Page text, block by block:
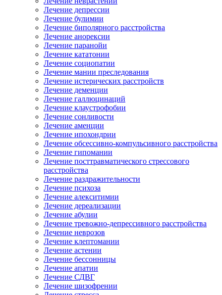
Лечение депрессии
Лечение булимии
Лечение биполярного расстройства
Лечение анорексии
Лечение паранойи
Лечение кататонии
Лечение социопатии
Лечение мании преследования
Лечение истерических расстройств
Лечение деменции
Лечение галлюцинаций
Лечение клаустрофобии
Лечение сонливости
Лечение аменции
Лечение ипохондрии
Лечение обсессивно-компульсивного расстройства
Лечение гипомании
Лечение посттравматического стрессового
расстройства
Лечение раздражительности
Лечение психоза
Лечение алекситимии
Лечение дереализации
Лечение абулии
Лечение тревожно-депрессивного расстройства
Лечение неврозов
Лечение клептомании
Лечение астении
Лечение бессонницы
Лечение апатии
Лечение СДВГ
Лечение шизофрении